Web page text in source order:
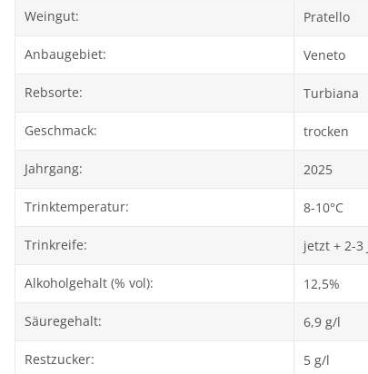
Weingut: Pratello
Anbaugebiet: Veneto
Rebsorte: Turbiana
Geschmack: trocken
Jahrgang: 2025
Trinktemperatur: 8-10°C
Trinkreife: jetzt + 2-3
Alkoholgehalt (% vol): 12,5%
Säuregehalt: 6,9 g/l
Restzucker: 5 g/l